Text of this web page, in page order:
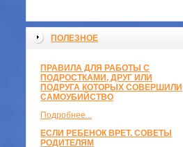
ПОЛЕЗНОЕ
ПРАВИЛА ДЛЯ РАБОТЫ С
ПОДРОСТКАМИ, ДРУГ ИЛИ
ПОДРУГА КОТОРЫХ СОВЕРШИЛИ
САМОУБИЙСТВО
Подробнее...
ЕСЛИ РЕБЕНОК ВРЕТ. СОВЕТЫ
РОДИТЕЛЯМ